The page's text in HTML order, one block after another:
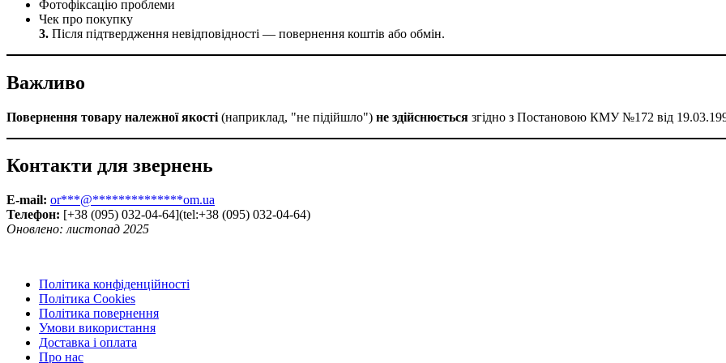
Фотофіксацію проблеми
Чек про покупку
3. Після підтвердження невідповідності — повернення коштів або обмін.
Важливо
Повернення товару належної якості (наприклад, "не підійшло") не здійснюється згідно з Постановою КМУ №172 від
Контакти для звернень
E-mail: or***@**************om.ua
Телефон: [+38 (095) 032-04-64](tel:+38 (095) 032-04-64)
Оновлено: листопад 2025
Політика конфіденційності
Політика Cookies
Політика повернення
Умови використання
Доставка і оплата
Про нас